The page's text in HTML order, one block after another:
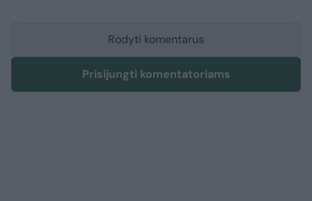
Rodyti komentarus
Prisijungti komentatoriams